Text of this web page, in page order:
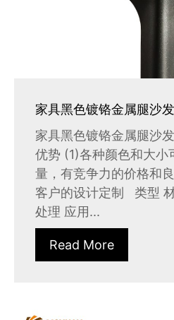
家具黑色镀铬金属腿沙
家具黑色镀铬金属腿沙
优势 (1)各种颜色和大
量，有竞争力的价格和
客户的设计定制 类型
处理 应用...
Read More